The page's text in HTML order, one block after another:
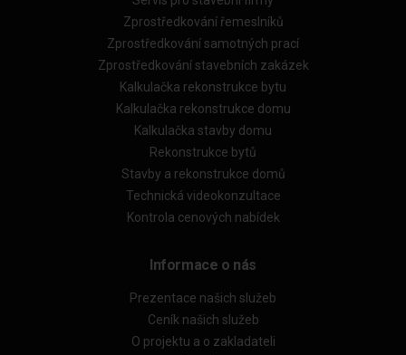
Zprostředkování řemeslníků
Zprostředkování samotných prací
Zprostředkování stavebních zakázek
Kalkulačka rekonstrukce bytu
Kalkulačka rekonstrukce domu
Kalkulačka stavby domu
Rekonstrukce bytů
Stavby a rekonstrukce domů
Technická videokonzultace
Kontrola cenových nabídek
Informace o nás
Prezentace našich služeb
Ceník našich služeb
O projektu a o zakladateli